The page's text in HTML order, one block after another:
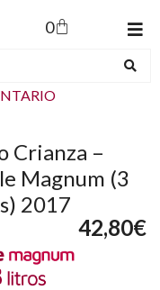
0
Crianza –
Magnum (3
2017
42,80€